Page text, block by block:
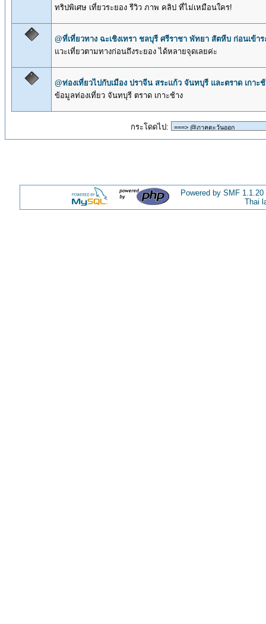
ทริปพิเศษ เที่ยวระยอง รีวิว ภาพ คลิป ที่ไม่เหมือนใคร!
@ที่เที่ยวทาง ฉะเชิงเทรา ชลบุรี ศรีราชา พัทยา สัตหีบ ก่อนเข้าร
แวะเที่ยวตามทางก่อนถึงระยอง ได้หลายจุดเลยค่ะ
@ท่องเที่ยวไปกับเมือง ปราจีน สระแก้ว จันทบุรี และตราด เกาะช้
ข้อมูลท่องเที่ยว จันทบุรี ตราด เกาะช้าง
กระโดดไป:
Powered by SMF 1.1.20
Thai